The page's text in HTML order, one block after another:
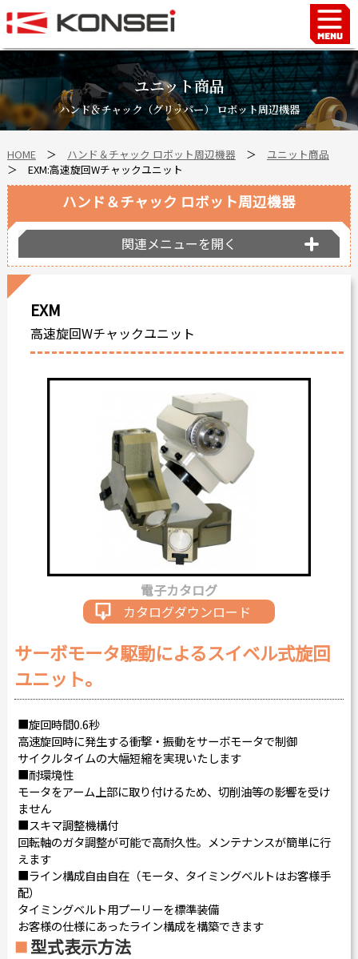
ユニット商品
ハンド＆チャック（グリッパー） ロボット周辺機器
HOME＞ ハンド＆チャック ロボット周辺機器＞ ユニット商品
＞ EXM:高速旋回Wチャックユニット
EXM
高速旋回Wチャックユニット
電子カタログ
カタログダウンロード
サーボモータ駆動によるスイベル式旋回
ユニット。
■旋回時間0.6秒
高速旋回時に発生する衝撃・振動をサーボモータで制御
サイクルタイムの大幅短縮を実現いたします
■耐環境性
モータをアーム上部に取り付けるため、切削油等の影響を受け
ません
■スキマ調整機構付
回転軸のガタ調整が可能で高耐久性。メンテナンスが簡単に行
えます
■ライン構成自由自在（モータ、タイミングベルトはお客様手
配）
タイミングベルト用プーリーを標準装備
お客様の仕様にあったライン構成を構築できます
型式表示方法
ハンド＆チャック ロボット周辺機器
関連メニューを開く
Home
ハンド＆チャックロボット周辺機器
FAシステム
スマートファクトリーLabo
自動車部品
企業情報
会社沿革
海外拠点
個人情報の取り扱い
最新情報
カタログダウンロード
お問い合わせ
Chinese